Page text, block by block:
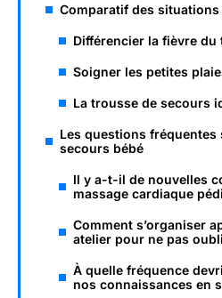
Comparatif des
Différencier la fièvre du
Soigner les petites
La trousse de secours
Les questions fréquentes
secours bébé
Il y a-t-il de nouvelles
massage cardiaque
Comment s’organiser
atelier pour ne pas
À quelle fréquence
nos connaissances en